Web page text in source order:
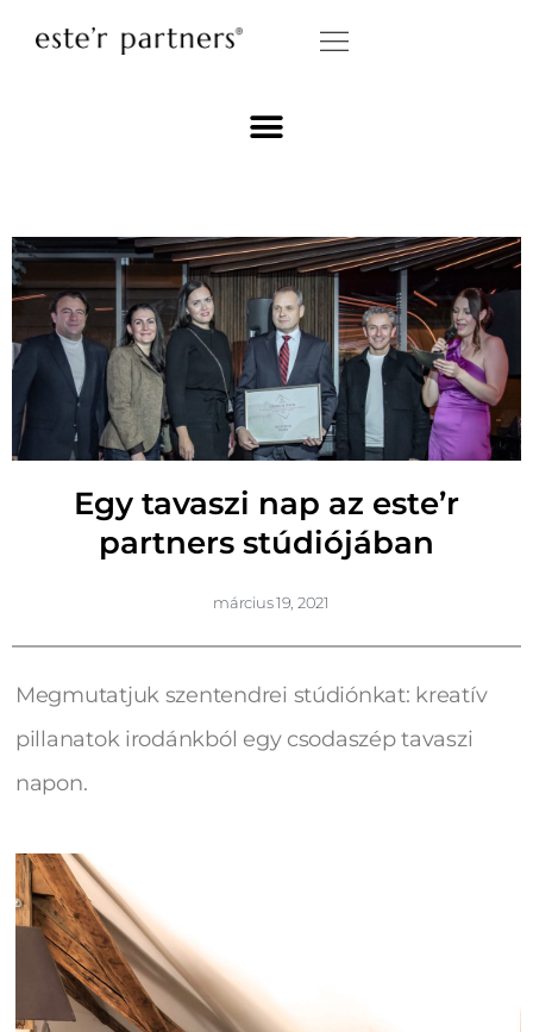
Egy tavaszi nap az este’r
partners stúdiójában
március 19, 2021
Megmutatjuk szentendrei stúdiónkat: kreatív
pillanatok irodánkból egy csodaszép tavaszi
napon.